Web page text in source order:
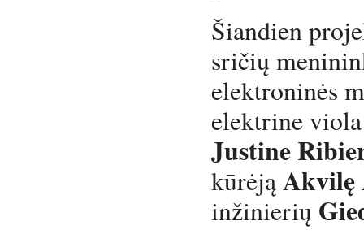
Šiandien
sričių
elektroninės
elektrine
Justine
kūrėjąAkvilę
inžinierių